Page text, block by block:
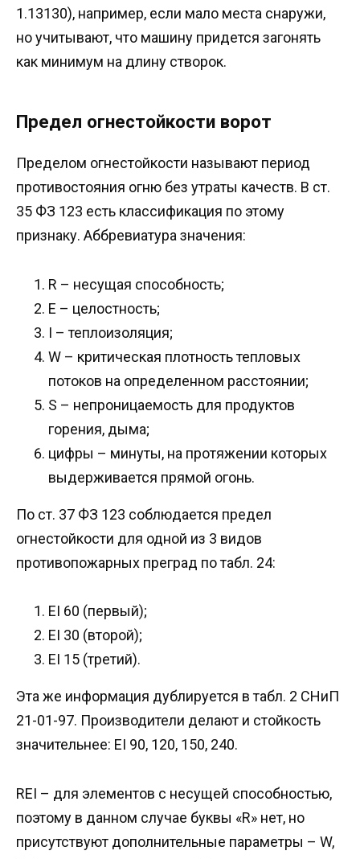
1.13130), например, если мало места снаружи,
но учитывают, что машину придется загонять
как минимум на длину створок.
Предел огнестойкости ворот
Пределом огнестойкости называют период
противостояния огню без утраты качеств. В ст.
35 ФЗ 123 есть классификация по этому
признаку. Аббревиатура значения:
R – несущая способность;
E – целостность;
I – теплоизоляция;
W – критическая плотность тепловых
потоков на определенном расстоянии;
S – непроницаемость для продуктов
горения, дыма;
цифры – минуты, на протяжении которых
выдерживается прямой огонь.
По ст. 37 ФЗ 123 соблюдается предел
огнестойкости для одной из 3 видов
противопожарных преград по табл. 24:
EI 60 (первый);
EI 30 (второй);
EI 15 (третий).
Эта же информация дублируется в табл. 2 СНиП
21-01-97. Производители делают и стойкость
значительнее: EI 90, 120, 150, 240.
REI – для элементов с несущей способностью,
поэтому в данном случае буквы «R» нет, но
присутствуют дополнительные параметры – W,